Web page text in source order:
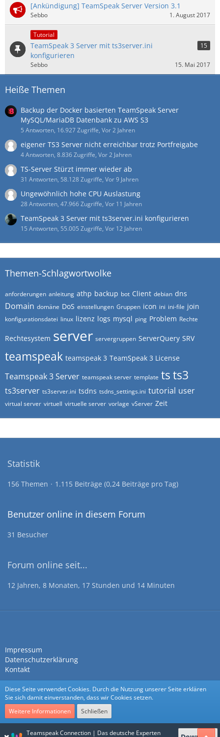
[Ankündigung] TeamSpeak Server Version 3.1
Sebbo 1. August 2017
Tutorial
TeamSpeak 3 Server mit ts3server.ini
konfigurieren
15
Sebbo 15. Mai 2017
Heiße Themen
Backup der Docker basierten TeamSpeak Server
MySQL/MariaDB Datenbank zu AWS S3
5 Antworten, 16.927 Zugriffe, Vor 2 Jahren
eigener TS3 Server nicht erreichbar trotz Portfreigabe
4 Antworten, 8.836 Zugriffe, Vor 2 Jahren
TS-Server Stürzt immer wieder ab
31 Antworten, 58.128 Zugriffe, Vor 9 Jahren
Ungewöhnlich hohe CPU Auslastung
28 Antworten, 47.966 Zugriffe, Vor 11 Jahren
TeamSpeak 3 Server mit ts3server.ini konfigurieren
15 Antworten, 55.005 Zugriffe, Vor 12 Jahren
Themen-Schlagwortwolke
anforderungen anleitung athp backup bot Client debian dns
Domain domäne DoS einstellungen Gruppen icon ini ini-file join
konfigurationsdatei linux lizenz logs mysql ping Problem Rechte
Rechtesystem server servergruppen ServerQuery SRV
teamspeak teamspeak 3 TeamSpeak 3 License
Teamspeak 3 Server teamspeak server template tsts3
ts3server ts3server.ini tsdns tsdns_settings.ini tutorial user
virtual server virtuell virtuelle server vorlage vServer Zeit
Statistik
156 Themen 1.115 Beiträge (0,24 Beiträge pro Tag)
Benutzer online in diesem Forum
31 Besucher
Forum online seit...
12 Jahren, 8 Monaten, 17 Stunden und 14 Minuten
Impressum
Datenschutzerklärung
Kontakt
Community-Software:WoltLab Suite™
Teamspeak Connection | Das deutsche Experten
Diese Seite verwendet Cookies. Durch die Nutzung unserer Seite erklären
Sie sich damit einverstanden, dass wir Cookies setzen.
Weitere Informationen
Schließen